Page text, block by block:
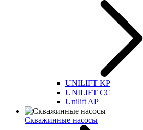
UNILIFT KP
UNILIFT CC
Unilift AP
Скважинные насосы